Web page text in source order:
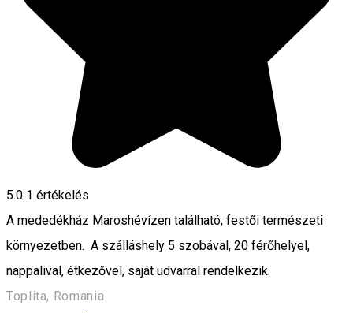
5.0 1 értékelés
A mededékház Maroshévízen található, festői természeti
környezetben. A szálláshely 5 szobával, 20 férőhelyel,
nappalival, étkezővel, saját udvarral rendelkezik.
Toplita, Romania